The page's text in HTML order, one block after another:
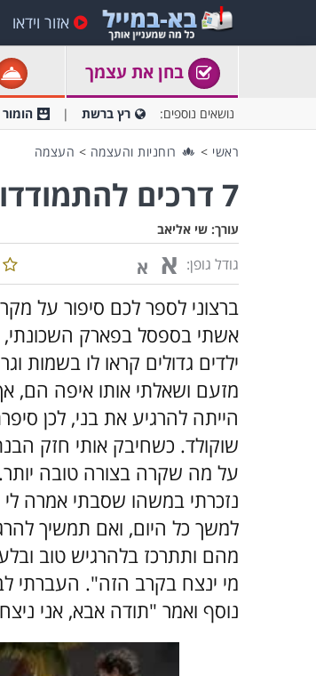
אזור וידאו
בחן את עצמך
נושאים נוספים: רץ ברשת הומור
ראשי > רוחניות והעצמה > העצמה
7 דרכים להתמודדות עם אנשים קשים
עורך: שי אליאב
גודל גופן: א א
ברצוני לספר לכם סיפור על
אשתי בספסל בפארק השכונתי,
ילדים גדולים קראו לו בשמות
מזעם ושאלתי אותו איפה הם,
הייתה להרגיע את בני, לכן
שוקולד. כשחיבק אותי חזק
על מה שקרה בצורה טובה
נזכרתי במשהו שסבתי אמרה
למשך כל היום, ואם תמשיך
מהם ותתרכז בלהרגיש טוב
מי ינצח בקרב הזה". העברתי
נוסף ואמר "תודה אבא, אני